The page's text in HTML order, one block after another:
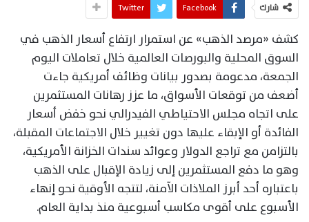
شارك Facebook
Twitter
كشف «مرصد الذهب» عن استمرار ارتفاع أسعار الذهب في
السوق المحلية والبورصات العالمية خلال تعاملات اليوم
الجمعة، مدعومة بصدور بيانات وظائف أمريكية جاءت
أضعف من توقعات الأسواق، ما عزز رهانات المستثمرين
على اتجاه مجلس الاحتياطي الفيدرالي نحو خفض أسعار
الفائدة أو الإبقاء عليها دون تغيير خلال الاجتماعات المقبلة،
بالتزامن مع تراجع الدولار وعوائد سندات الخزانة الأمريكية،
وهو ما دفع المستثمرين إلى زيادة الإقبال على الذهب
باعتباره أحد أبرز الملاذات الآمنة، لتتجه الأوقية نحو إنهاء
الأسبوع على أقوى مكاسب أسبوعية منذ بداية العام.